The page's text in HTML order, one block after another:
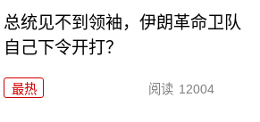
总统见不到领袖，伊朗革命卫队
自己下令开打？
最热 阅读 12004